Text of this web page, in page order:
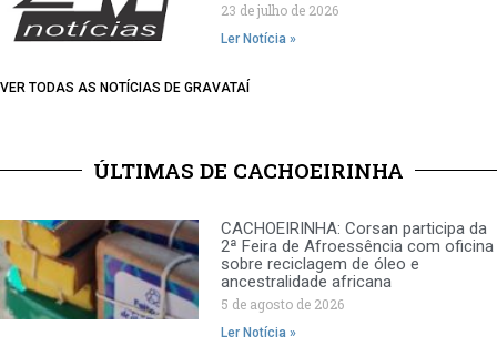
23 de julho de 2026
Ler Notícia »
VER TODAS AS NOTÍCIAS DE GRAVATAÍ
ÚLTIMAS DE CACHOEIRINHA
CACHOEIRINHA: Corsan participa da
2ª Feira de Afroessência com oficina
sobre reciclagem de óleo e
ancestralidade africana
5 de agosto de 2026
Ler Notícia »